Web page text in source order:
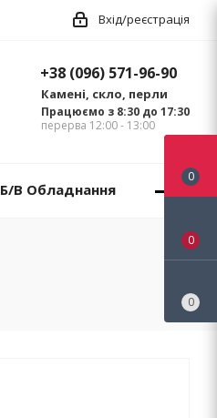
Вхід/реєстрація
+38 (096) 571-96-90
Камені, скло, перли
Працюємо з 8:30 до 17:30
перерва 12:00 - 13:00
Б/В Обладнання
0
0
0